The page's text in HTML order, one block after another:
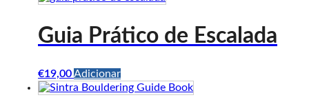
Guia Prático de Escalada
€19,00Adicionar